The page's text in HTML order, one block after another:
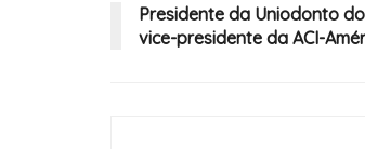
Presidente da Uniodonto
vice-presidente da ACI-